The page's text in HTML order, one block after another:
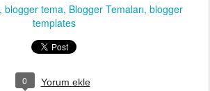
blogger tema Blogger Temaları blogger
templates
0 Yorum ekle